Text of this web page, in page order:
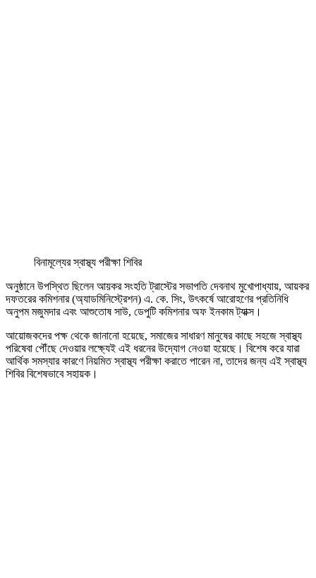
বিনামূল্যের স্বাস্থ্য পরীক্ষা শিবির
অনুষ্ঠানে উপস্থিত ছিলেন আয়কর সংহতি ট্রাস্টের সভাপতি দেবনাথ মুখোপাধ্যায়, আয়কর
দফতরের কমিশনার (অ্যাডমিনিস্ট্রেশন) এ. কে. সিং, উৎকর্ষে আরোহণের প্রতিনিধি
অনুপম মজুমদার এবং আশুতোষ সাউ, ডেপুটি কমিশনার অফ ইনকাম ট্যাক্স।
আয়োজকদের পক্ষ থেকে জানানো হয়েছে, সমাজের সাধারণ মানুষের কাছে সহজে স্বাস্থ্য
পরিষেবা পৌঁছে দেওয়ার লক্ষ্যেই এই ধরনের উদ্যোগ নেওয়া হয়েছে। বিশেষ করে যারা
আর্থিক সমস্যার কারণে নিয়মিত স্বাস্থ্য পরীক্ষা করাতে পারেন না, তাদের জন্য এই স্বাস্থ্য
শিবির বিশেষভাবে সহায়ক।